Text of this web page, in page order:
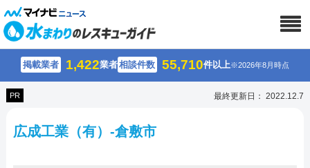
掲載業者 1,422業者相談件数 55,710件以上※2026年8月時点
PR 最終更新日： 2022.12.7
広成工業（有）-倉敷市